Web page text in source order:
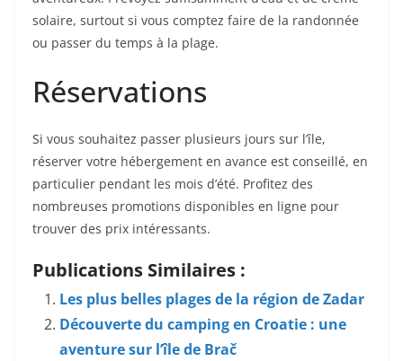
solaire, surtout si vous comptez faire de la randonnée
ou passer du temps à la plage.
Réservations
Si vous souhaitez passer plusieurs jours sur l’île,
réserver votre hébergement en avance est conseillé, en
particulier pendant les mois d’été. Profitez des
nombreuses promotions disponibles en ligne pour
trouver des prix intéressants.
Publications Similaires :
Les plus belles plages de la région de Zadar
Découverte du camping en Croatie : une
aventure sur l’île de Brač